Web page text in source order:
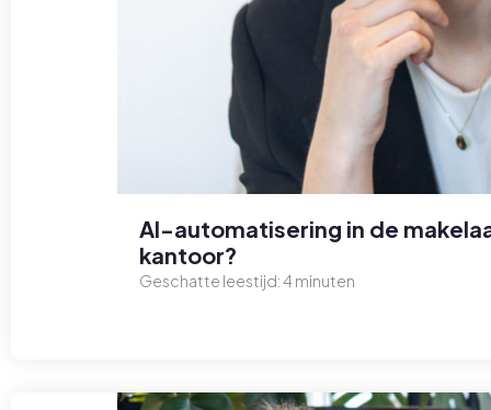
AI-automatisering in de
kantoor?
Geschatte leestijd:4 minuten